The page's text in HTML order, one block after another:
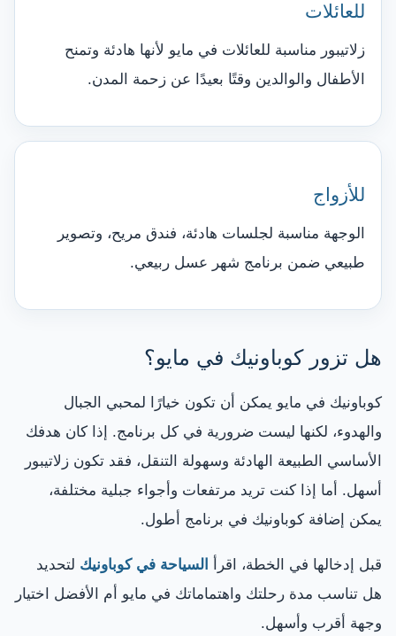
للعائلات
زلاتيبور مناسبة للعائلات في مايو لأنها هادئة وتمنح
الأطفال والوالدين وقتًا بعيدًا عن زحمة المدن.
للأزواج
الوجهة مناسبة لجلسات هادئة، فندق مريح، وتصوير
طبيعي ضمن برنامج شهر عسل ربيعي.
هل تزور كوباونيك في مايو؟
كوباونيك في مايو يمكن أن تكون خيارًا لمحبي الجبال
والهدوء، لكنها ليست ضرورية في كل برنامج. إذا كان هدفك
الأساسي الطبيعة الهادئة وسهولة التنقل، فقد تكون زلاتيبور
أسهل. أما إذا كنت تريد مرتفعات وأجواء جبلية مختلفة،
يمكن إضافة كوباونيك في برنامج أطول.
قبل إدخالها في الخطة، اقرأ السياحة في كوباونيك لتحديد
هل تناسب مدة رحلتك واهتماماتك في مايو أم الأفضل اختيار
وجهة أقرب وأسهل.